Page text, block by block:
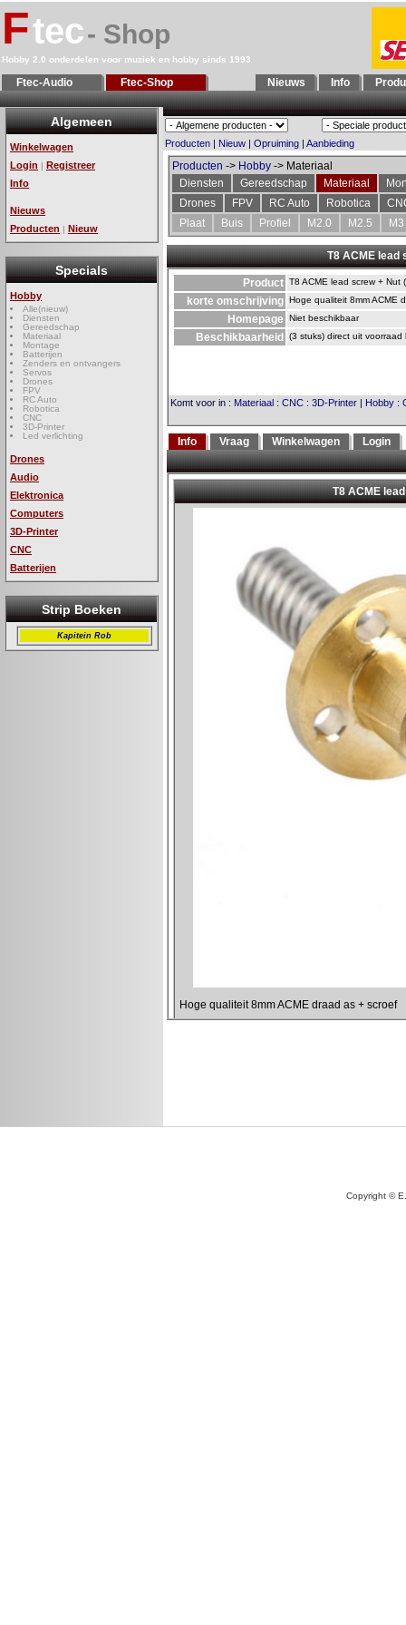
Ftec- Shop
Hobby 2.0 onderdelen voor muziek en hobby sinds 1993
Ftec-Audio Ftec-Shop Nieuws Info
Algemeen
Winkelwagen
Login | Registreer
Info
Nieuws
Producten | Nieuw
Specials
Hobby
Alle(nieuw)
Diensten
Gereedschap
Materiaal
Montage
Batterijen
Zenders en ontvangers
Servos
Drones
FPV
RC Auto
Robotica
CNC
3D-Printer
Led verlichting
Drones
Audio
Elektronica
Computers
3D-Printer
CNC
Batterijen
Strip Boeken
Kapitein Rob
Producten | Nieuw | Opruiming | Aanbieding
Producten -> Hobby -> Materiaal
Diensten
Gereedschap Materiaal
Drones
FPV RC Auto Robotica
Plaat
Buis Profiel M2.0 M2.5 M3
T8 ACME lead
Product T8 ACME lead screw + Nut
korte omschrijving Hoge qualiteit 8mm ACME
Homepage Niet beschikbaar
Beschikbaarheid (3 stuks) direct uit voorraad
Komt voor in : Materiaal : CNC : 3D-Printer | Hobby :
Info Vraag Winkelwagen Login
Copyright ©